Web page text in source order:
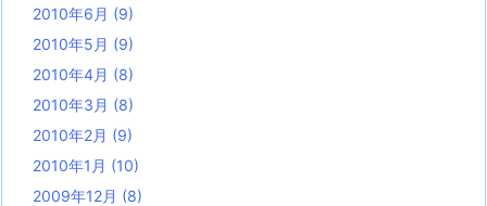
2010年6月 (9)
2010年5月 (9)
2010年4月 (8)
2010年3月 (8)
2010年2月 (9)
2010年1月 (10)
2009年12月 (8)